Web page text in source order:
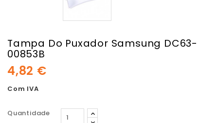
Tampa Do Puxador Samsung DC63-
00853B
4,82 €
Com IVA
Quantidade